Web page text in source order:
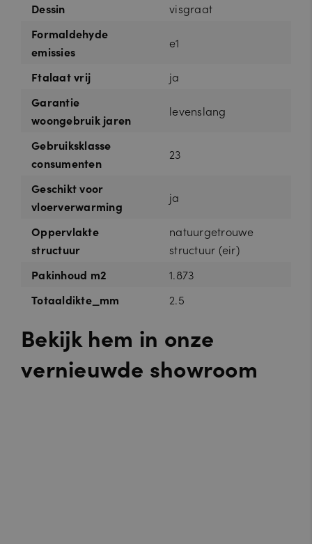
Dessin
visgraat
Formaldehyde
emissies
e1
Ftalaat vrij
ja
Garantie
woongebruik jaren
levenslang
Gebruiksklasse
consumenten
23
Geschikt voor
vloerverwarming
ja
Oppervlakte
structuur
natuurgetrouwe
structuur (eir)
Pakinhoud m2
1.873
Totaaldikte_mm
2.5
Bekijk hem in onze
vernieuwde showroom